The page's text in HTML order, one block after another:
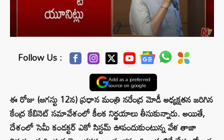
Follow Us :
Add as a preferred
source on google
ఈ రోజు (ఆగస్టు 12న) ప్రధాన మంత్రి నరేంద్ర మోడీ అధ్యక్షతన జరిగిన
కేంద్ర కేబినెట్ సమావేశంలో కీలక నిర్ణయాలు తీసుకున్నారు. అయితే,
దేశంలో సెమీ కండక్టర్ ఎకో సిస్టమ్‌ ఊపందుకుంటున్న వేళ తాజా